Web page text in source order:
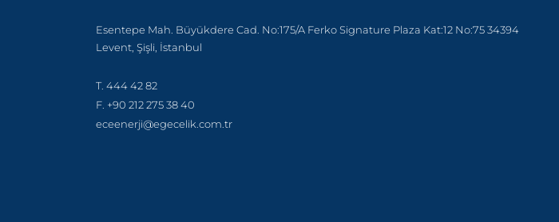
Esentepe Mah. Büyükdere Cad. No:175/A Ferko Signature Plaza Kat:12 No:75 34394
Levent, Şişli, İstanbul
T. 444 42 82
F. +90 212 275 38 40
eceenerji@egecelik.com.tr